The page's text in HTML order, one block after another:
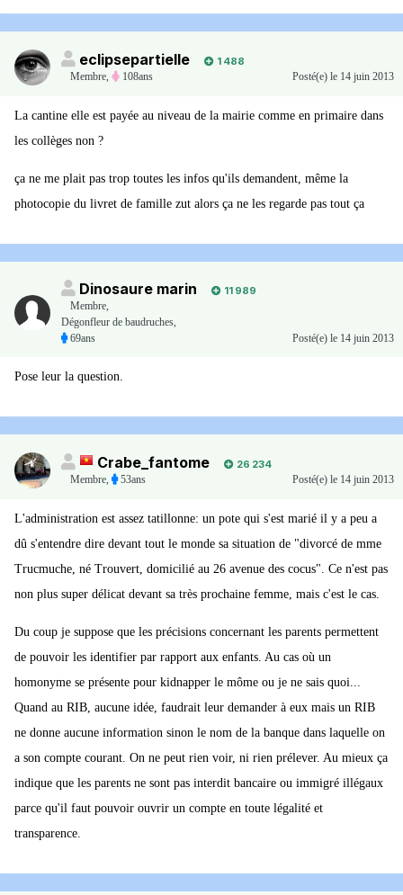
eclipsepartielle
1 488
Membre, 108ans Posté(e) le 14 juin 2013
La cantine elle est payée au niveau de la mairie comme en primaire dans
les collèges non ?
ça ne me plait pas trop toutes les infos qu'ils demandent, même la
photocopie du livret de famille zut alors ça ne les regarde pas tout ça
Dinosaure marin
11 989
Membre,
Dégonfleur de baudruches,
69ans
Posté(e) le 14 juin 2013
Pose leur la question.
Crabe_fantome
26 234
Membre, 53ans Posté(e) le 14 juin 2013
L'administration est assez tatillonne: un pote qui s'est marié il y a peu a
dû s'entendre dire devant tout le monde sa situation de "divorcé de mme
Trucmuche, né Trouvert, domicilié au 26 avenue des cocus". Ce n'est pas
non plus super délicat devant sa très prochaine femme, mais c'est le cas.
Du coup je suppose que les précisions concernant les parents permettent
de pouvoir les identifier par rapport aux enfants. Au cas où un
homonyme se présente pour kidnapper le môme ou je ne sais quoi...
Quand au RIB, aucune idée, faudrait leur demander à eux mais un RIB
ne donne aucune information sinon le nom de la banque dans laquelle on
a son compte courant. On ne peut rien voir, ni rien prélever. Au mieux ça
indique que les parents ne sont pas interdit bancaire ou immigré illégaux
parce qu'il faut pouvoir ouvrir un compte en toute légalité et
transparence.